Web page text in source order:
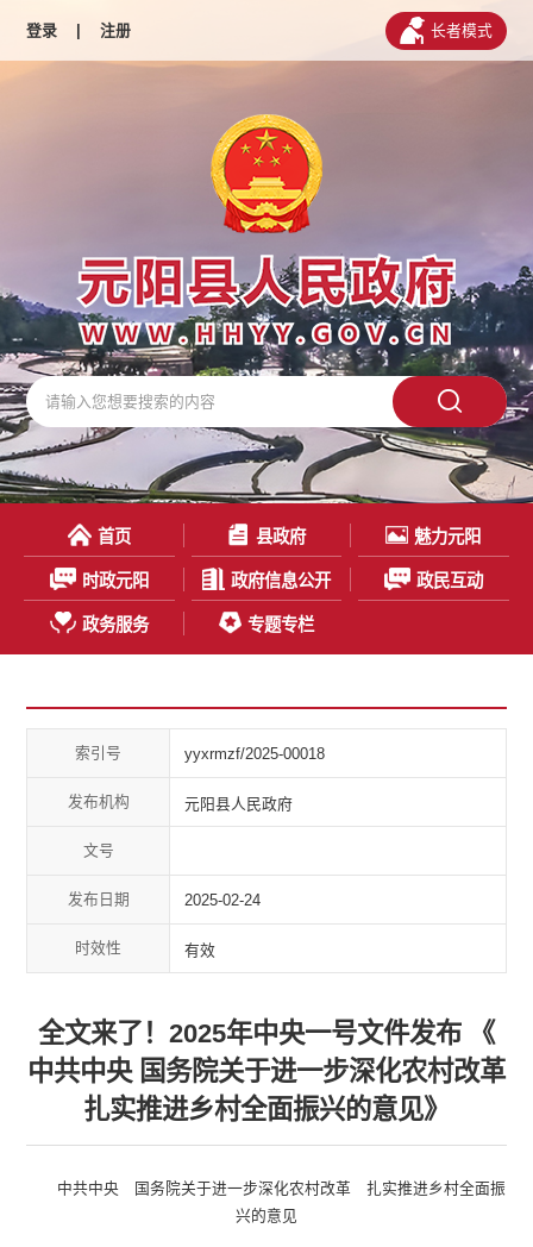
登录 | 注册 长者模式
首页 县政府 魅力元阳
时政元阳 政府信息公开 政民互动
政务服务 专题专栏
索引号 yyxrmzf/2025-00018
发布机构 元阳县人民政府
文号
发布日期 2025-02-24
时效性 有效
全文来了！2025年中央一号文件发布 《
中共中央 国务院关于进一步深化农村改革
扎实推进乡村全面振兴的意见》
中共中央 国务院关于进一步深化农村改革 扎实推进乡村全面振
兴的意见